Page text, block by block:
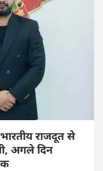
राजदूत से
अगले दिन